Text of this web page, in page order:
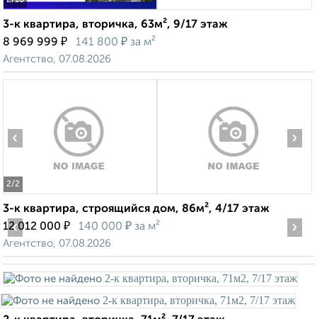
3-к квартира, вторичка, 63м², 9/17 этаж
8 969 999 ₽ 141 800 ₽ за м²
Агентство, 07.08.2026
2/2
‹ ›
3-к квартира, строящийся дом, 86м², 4/17 этаж
12 012 000 ₽ 140 000 ₽ за м²
Агентство, 07.08.2026
‹ ›